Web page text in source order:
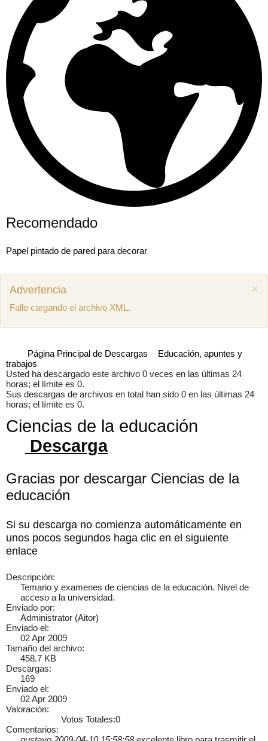
Juan miguel Como puedo descargar el manual de mecánica
×
Recomendado
Papel pintado de pared para decorar
×
Advertencia
Fallo cargando el archivo XML.
Página Principal de Descargas
Educación, apuntes y
trabajos
Usted ha descargado este archivo 0 veces en las últimas 24
horas; el límite es 0.
Sus descargas de archivos en total han sido 0 en las últimas 24
horas; el límite es 0.
Ciencias de la educación
Descarga
Gracias por descargar Ciencias de la
educación
Si su descarga no comienza automáticamente en
unos pocos segundos haga clic en el siguiente
enlace
Descripción:
Temario y examenes de ciencias de la educación. Nivel de
acceso a la universidad.
Enviado por:
Administrator (Aitor)
Enviado el:
02 Apr 2009
Tamaño del archivo:
458.7 KB
Descargas:
169
Enviado el:
02 Apr 2009
Valoración:
Votos Totales:0
Comentarios: